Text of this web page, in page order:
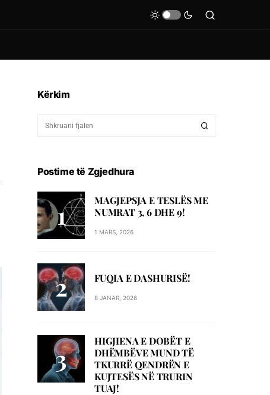
Kërkim
Postime të Zgjedhura
MAGJEPSJA E TESLËS ME
NUMRAT 3, 6 DHE 9!
1 MARS, 2026
FUQIA E DASHURISË!
8 JANAR, 2026
HIGJIENA E DOBËT E
DHËMBËVE MUND TË
TKURRË QENDRËN E
KUJTESËS NË TRURIN
TUAJ!